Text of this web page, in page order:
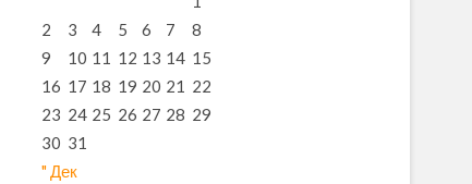
" Дек
2
3 4 5 6 7
8
9
10 11 12 13 14 15
16 17 18 19 20 21 22
23 24 25 26 27 28 29
30 31